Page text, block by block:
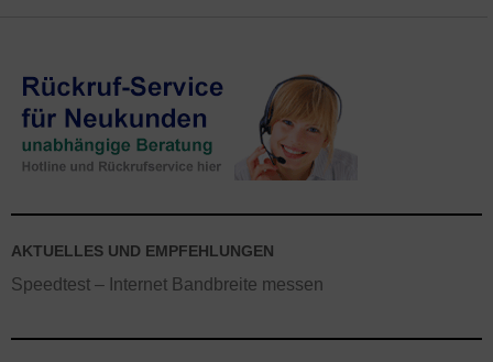
AKTUELLES UND EMPFEHLUNGEN
Speedtest – Internet Bandbreite messen